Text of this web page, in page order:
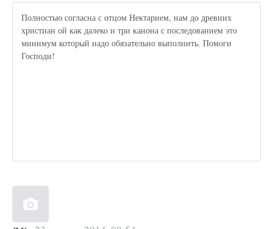
Полностью согласна с отцом Нектарием, нам до древних
христиан ой как далеко и три канона с последованием это
минимум который надо обязательно выполнить. Помоги
Господи!